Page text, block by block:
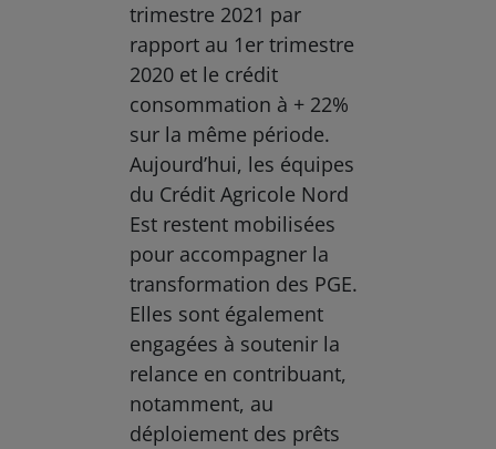
trimestre 2021 par
rapport au 1er trimestre
2020 et le crédit
consommation à + 22%
sur la même période.
Aujourd’hui, les équipes
du Crédit Agricole Nord
Est restent mobilisées
pour accompagner la
transformation des PGE.
Elles sont également
engagées à soutenir la
relance en contribuant,
notamment, au
déploiement des prêts